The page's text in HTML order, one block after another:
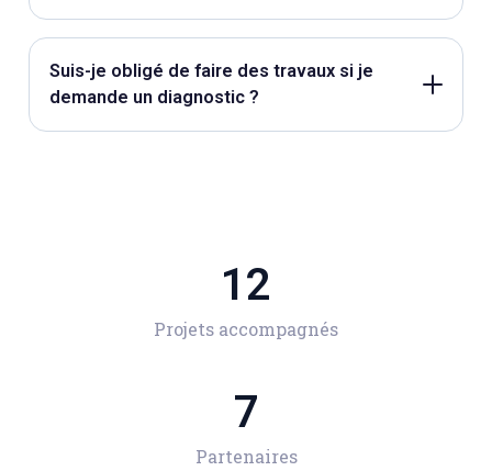
Suis-je obligé de faire des travaux si je
demande un diagnostic ?
Projets accompagnés
12
Partenaires
8